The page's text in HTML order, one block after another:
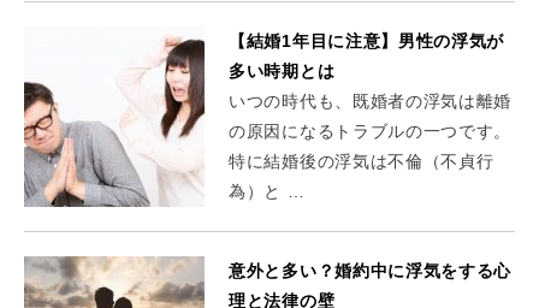
【結婚1年目に注意】男性の浮気が
多い時期とは
いつの時代も、既婚者の浮気は離婚
の原因になるトラブルの一つです。
特に結婚後の浮気は不倫（不貞行
為）と …
意外と多い？婚約中に浮気をする心
理と法律の壁